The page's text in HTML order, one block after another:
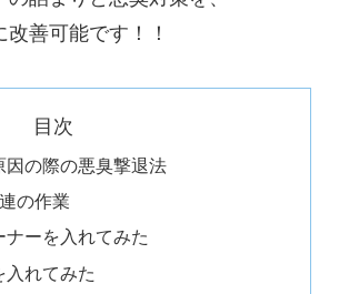
善可能です！！
目次
の際の悪臭撃退法
の作業
ーを入れてみた
れてみた